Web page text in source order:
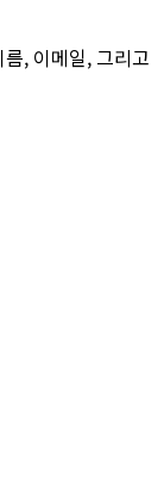
, 이메일, 그리고